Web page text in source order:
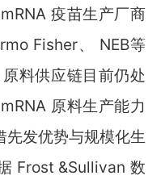
疫苗生产厂商
Fisher、 NEB等
料供应链目前仍处
原料生产能力
发优势与规模化生
Frost &Sullivan 数